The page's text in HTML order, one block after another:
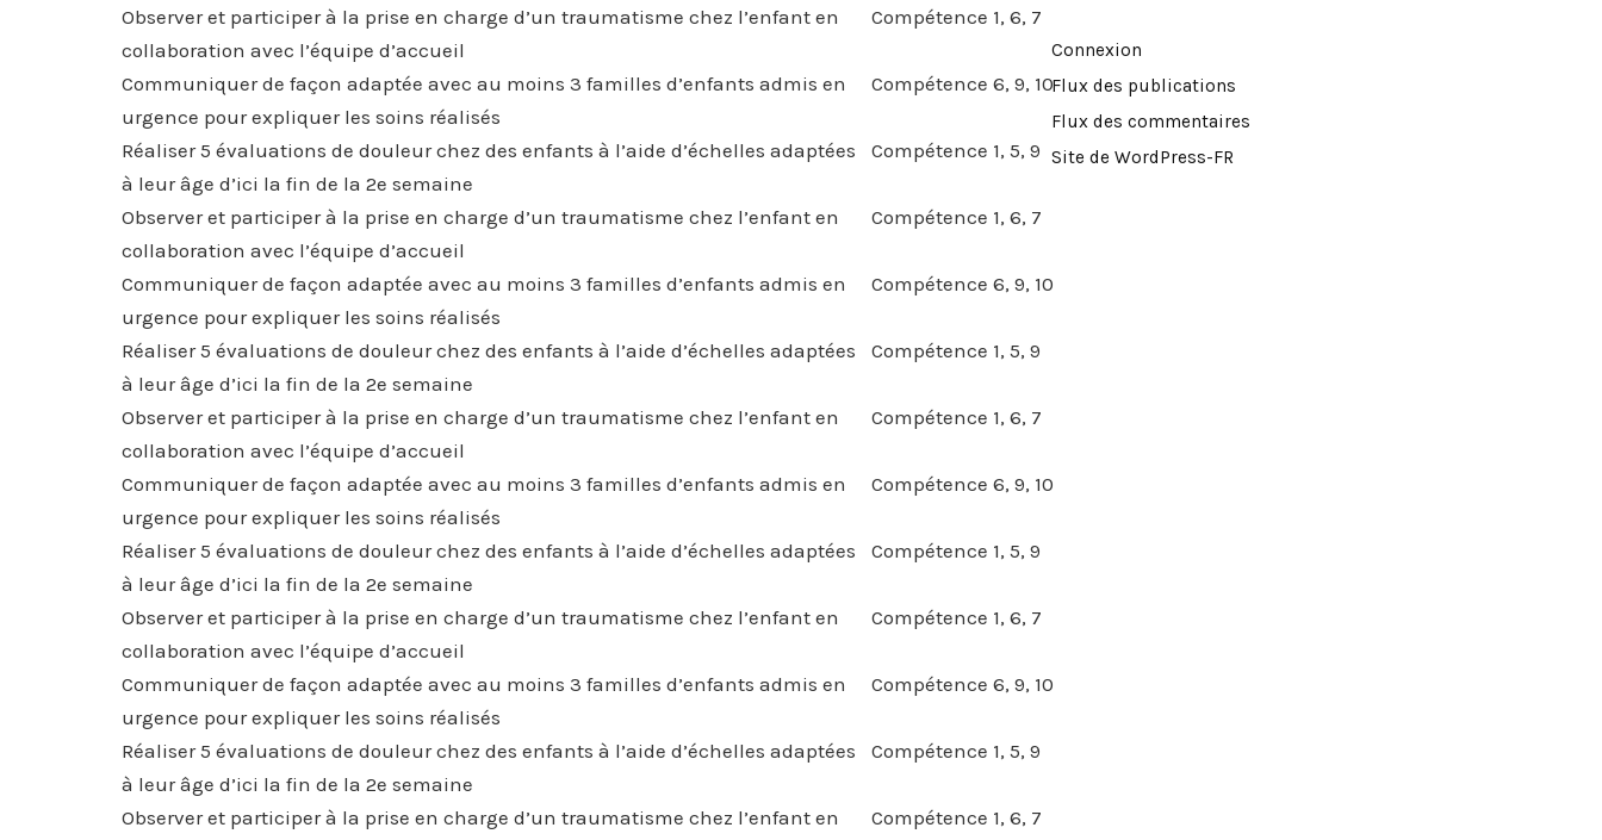
Observer et participer à la prise en charge d’un traumatisme chez l’enfant en
collaboration avec l’équipe d’accueil
Compétence 1, 6, 7
Communiquer de façon adaptée avec au moins 3 familles d’enfants admis en
urgence pour expliquer les soins réalisés
Compétence 6, 9, 10
Réaliser 5 évaluations de douleur chez des enfants à l’aide d’échelles adaptées
à leur âge d’ici la fin de la 2e semaine
Compétence 1, 5, 9
Observer et participer à la prise en charge d’un traumatisme chez l’enfant en
collaboration avec l’équipe d’accueil
Compétence 1, 6, 7
Communiquer de façon adaptée avec au moins 3 familles d’enfants admis en
urgence pour expliquer les soins réalisés
Compétence 6, 9, 10
Réaliser 5 évaluations de douleur chez des enfants à l’aide d’échelles adaptées
à leur âge d’ici la fin de la 2e semaine
Compétence 1, 5, 9
Observer et participer à la prise en charge d’un traumatisme chez l’enfant en
collaboration avec l’équipe d’accueil
Compétence 1, 6, 7
Communiquer de façon adaptée avec au moins 3 familles d’enfants admis en
urgence pour expliquer les soins réalisés
Compétence 6, 9, 10
Réaliser 5 évaluations de douleur chez des enfants à l’aide d’échelles adaptées
à leur âge d’ici la fin de la 2e semaine
Compétence 1, 5, 9
Observer et participer à la prise en charge d’un traumatisme chez l’enfant en
collaboration avec l’équipe d’accueil
Compétence 1, 6, 7
Communiquer de façon adaptée avec au moins 3 familles d’enfants admis en
urgence pour expliquer les soins réalisés
Compétence 6, 9, 10
Réaliser 5 évaluations de douleur chez des enfants à l’aide d’échelles adaptées
à leur âge d’ici la fin de la 2e semaine
Compétence 1, 5, 9
Observer et participer à la prise en charge d’un traumatisme chez l’enfant en
Compétence 1, 6, 7
Connexion
Flux des publications
Flux des commentaires
Site de WordPress-FR